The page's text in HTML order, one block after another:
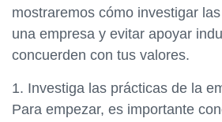
mostraremos cómo investigar
una empresa y evitar apoyar
concuerden con tus valores.
1. Investiga las prácticas de la
Para empezar, es importante